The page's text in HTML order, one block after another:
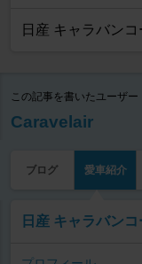
日産 キャラバン
この記事を書いたユーザー
Caravelair
ブログ 愛車紹介
日産 キャラバンコ